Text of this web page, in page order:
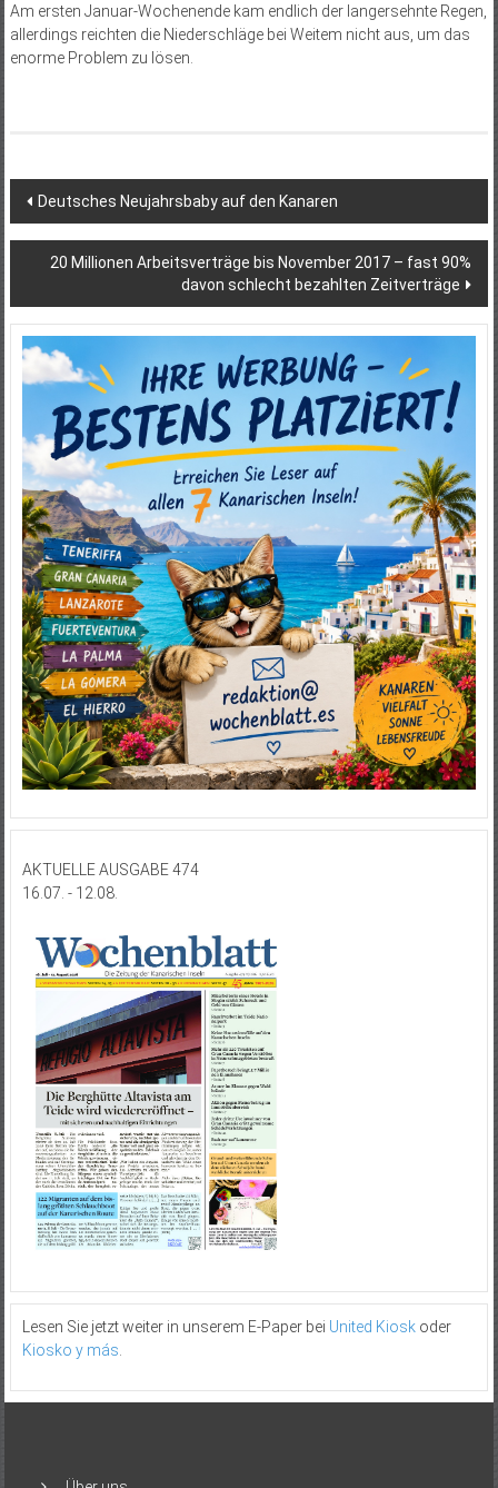
Am ersten Januar-Wochenende kam endlich der langersehnte Regen,
allerdings reichten die Niederschläge bei Weitem nicht aus, um das
enorme Problem zu lösen.
Beitragsnavigation
Deutsches Neujahrsbaby auf den Kanaren
20 Millionen Arbeitsverträge bis November 2017 – fast 90%
davon schlecht bezahlten Zeitverträge
AKTUELLE AUSGABE 474
16.07. - 12.08.
Lesen Sie jetzt weiter in unserem E-Paper bei United Kioskoder
Kiosko y más.